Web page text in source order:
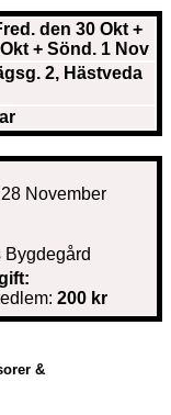
den 30 Okt +
+ Sönd. 1 Nov
2, Hästveda
November
Bygdegård
200 kr
&